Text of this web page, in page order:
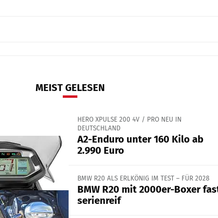
MEIST GELESEN
HERO XPULSE 200 4V / PRO NEU IN
DEUTSCHLAND
A2-Enduro unter 160 Kilo ab
2.990 Euro
BMW R20 ALS ERLKÖNIG IM TEST – FÜR 2028
BMW R20 mit 2000er-Boxer
serienreif